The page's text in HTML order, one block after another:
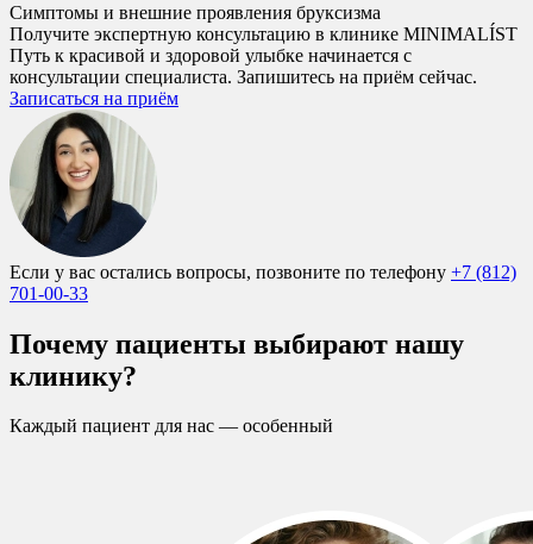
Симптомы и внешние проявления бруксизма
Получите экспертную консультацию в клинике MINIMALÍST
Путь к красивой и здоровой улыбке начинается с
консультации специалиста. Запишитесь на приём сейчас.
Записаться на приём
Если у вас остались вопросы, позвоните по телефону +7 (812)
701-00-33
Почему пациенты выбирают нашу
клинику?
Каждый пациент для нас — особенный